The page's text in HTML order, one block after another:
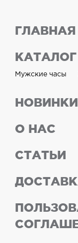
ГЛАВНАЯ
КАТАЛОГ
Мужские часы
НОВИНКИ
О НАС
СТАТЬИ